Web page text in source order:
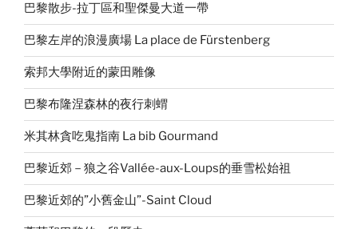
巴黎散步-拉丁區和聖傑曼大道一帶
巴黎左岸的浪漫廣場 La place de Fürstenberg
索邦大學附近的蒙田雕像
巴黎布隆涅森林的夜行刺蝟
米其林貪吃鬼指南 La bib Gourmand
巴黎近郊－狼之谷Vallée-aux-Loups的垂雪松始祖
巴黎近郊的”小舊金山”-Saint Cloud